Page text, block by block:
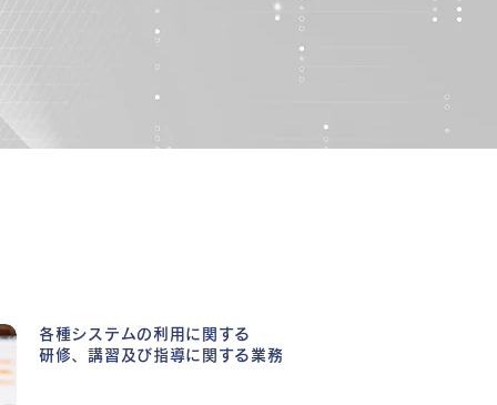
各種システムの利用に関する
研修、講習及び指導に関する業務